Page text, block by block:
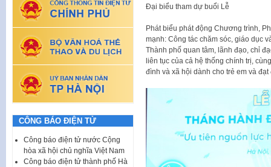
Đại biểu tham dự buổi Lễ
Phát biểu phát động Chương trình,
mạnh: Công tác chăm sóc, giáo dục
Thành phố quan tâm, lãnh đạo, chỉ
liên tục của cả hệ thống chính trị,
đình và xã hội dành cho trẻ em và
CÔNG BÁO ĐIỆN TỬ
Công báo điện tử nước Cộng
hòa xã hội chủ nghĩa Việt Nam
Công báo điện tử thành phố Hà